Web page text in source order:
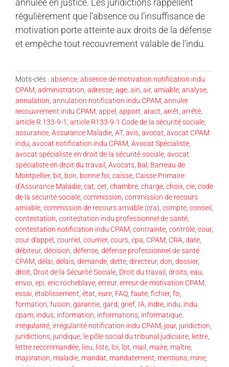
annulée en justice. Les juridictions rappellent
régulièrement que l’absence ou l’insuffisance de
motivation porte atteinte aux droits de la défense
et empêche tout recouvrement valable de l’indu.
Mots-clés : absence, absence de motivation notification indu
CPAM, administration, adresse, age, ain, air, amiable, analyse,
annulation, annulation notification indu CPAM, annuler
recouvrement indu CPAM, appel , apport, aract, arrêt, arrêté,
article R.133-9-1 , article R133-9-1 Code de la sécurité sociale,
assurance, Assurance Maladie, AT, avis, avocat, avocat CPAM
indu, avocat notification indu CPAM, Avocat Spécialiste,
avocat spécialiste en droit de la sécurité sociale, avocat
spécialiste en droit du travail , Avocats, bal , Barreau de
Montpellier, bit, bon, bonne foi, caisse, Caisse Primaire
d’Assurance Maladie, cat, cet, chambre, charge, choix, cie, code
de la sécurité sociale, commission, commission de recours
amiable, commission de recours amiable (cra), compte, conseil ,
contestation, contestation indu professionnel de santé,
contestation notification indu CPAM, contrainte, contrôle, cour,
cour d'appel , courriel , courrier, cours, cpa, CPAM, CRA, date,
débiteur, décision, défense, défense professionnel de santé
CPAM, délai, délais, demande, dette, directeur, don, dossier,
droit, Droit de la Sécurité Sociale, Droit du travail , droits, eau,
envoi, epi, eric rocheblave, erreur, erreur de motivation CPAM,
essai, établissement, état, eure, FAQ, faute, fichier, fo,
formation, fusion, garantie, gard, grief, IA, indre, indu, indu
cpam, indus, information, informations, informatique,
irrégularité, irrégularité notification indu CPAM, jour, juridiction,
juridictions, juridique, le pôle social du tribunal judiciaire, lettre,
lettre recommandée, lieu, liste, loi, lot, mail , maire, maître,
majoration, maladie, mandat, mandatement, mentions, mine,